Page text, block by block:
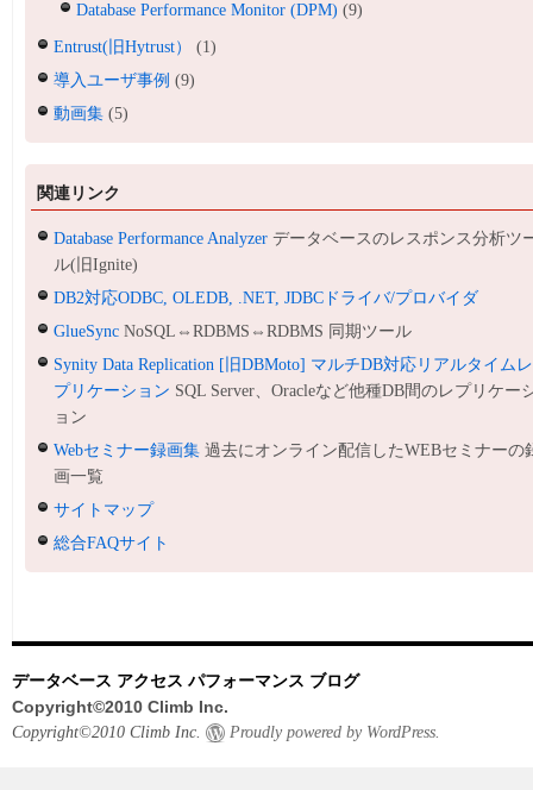
Database Performance Monitor (DPM) (9)
Entrust(旧Hytrust）
(1)
導入ユーザ事例 (9)
動画集 (5)
関連リンク
Database Performance Analyzer データベースのレスポンス分析ツ
ル(旧Ignite)
DB2対応ODBC, OLEDB, .NET, JDBCドライバ/プロバイダ
GlueSync NoSQL⇔RDBMS⇔RDBMS 同期ツール
Synity Data Replication [旧DBMoto] マルチDB対応リアルタイムレ
プリケーション SQL Server、Oracleなど他種DB間のレプリケー
ョン
Webセミナー録画集 過去にオンライン配信したWEBセミナーの
画一覧
サイトマップ
総合FAQサイト
データベース アクセス パフォーマンス ブログ
Copyright©2010 Climb Inc.
Copyright©2010 Climb Inc. Proudly powered by WordPress.